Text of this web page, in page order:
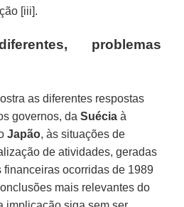
[iii].
problemas
as diferentes respostas
governos, daSuécia à
Japão, às situações de
de atividades, geradas
financeiras ocorridas de 1989
mais relevantes do